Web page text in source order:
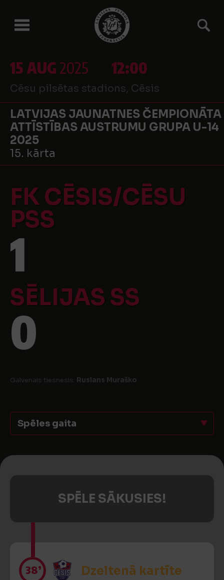
15 AUG2025 12:00
Cēsu pilsētas stadions, Cēsis
LATVIJAS JAUNATNES ČEMPIONĀTA
ATTĪSTĪBAS AUSTRUMU GRUPA U-14
2025
15. kārta
FK CĒSIS/CĒSU
PSS
1
SĒLIJAS SS
0
Galvenais tiesnesis: Ruslans Muraško
Spēles gaita
SPĒLE SĀKUSIES!
38’ Dzeltenā kartīte